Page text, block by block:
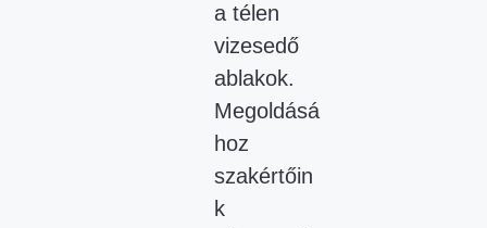
a télen
vizesedő
ablakok.
Megoldásá
hoz
szakértőin
k